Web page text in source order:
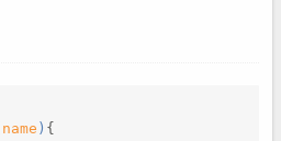
name ) {